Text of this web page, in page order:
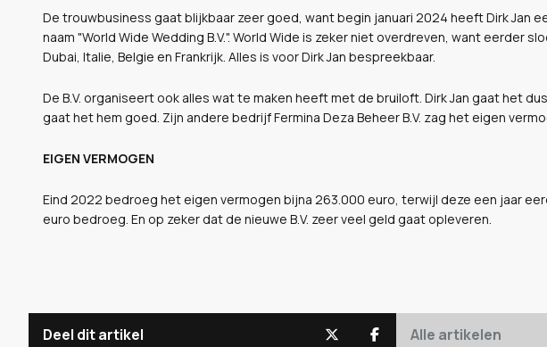
De trouwbusiness gaat blijkbaar zeer goed, want begin januari 2024 heeft Dirk Jan
naam "World Wide Wedding B.V.". World Wide is zeker niet overdreven, want eerder
Dubai, Italie, Belgie en Frankrijk. Alles is voor Dirk Jan bespreekbaar.
De B.V. organiseert ook alles wat te maken heeft met de bruiloft. Dirk Jan gaat het
gaat het hem goed. Zijn andere bedrijf Fermina Deza Beheer B.V. zag het eigen
EIGEN VERMOGEN
Eind 2022 bedroeg het eigen vermogen bijna 263.000 euro, terwijl deze een jaar
euro bedroeg. En op zeker dat de nieuwe B.V. zeer veel geld gaat opleveren.
Deel dit artikel Alle artikelen